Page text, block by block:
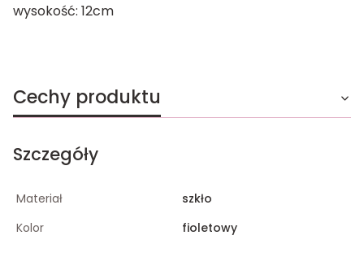
wysokość: 12cm
Cechy produktu
Szczegóły
Materiał
szkło
Kolor
fioletowy